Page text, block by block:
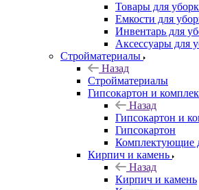
Товары для
Емкости для
Инвентарь для
Аксессуары для
Стройматериалы
Назад
Стройматериалы
Гипсокартон и
Назад
Гипсокартон и
Гипсокартон
Комплектующие
Кирпич и камень
Назад
Кирпич и камень